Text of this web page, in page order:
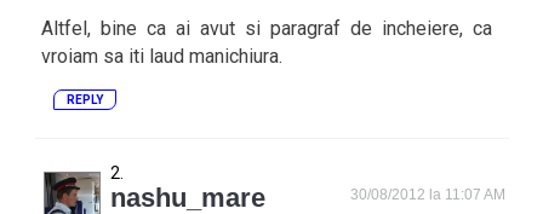
Altfel, bine ca ai avut si paragraf de incheiere, ca
vroiam sa iti laud manichiura.
REPLY
nashu_mare 30/08/2012 la 11:07 AM